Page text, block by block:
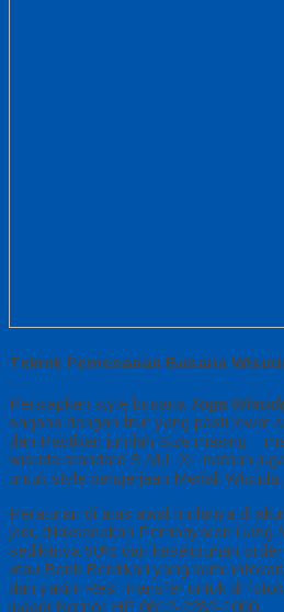
Teknik Pemesanan Busana
Persiapkan style busana Toga
sarjana dengan fitur yang pasti lewat
dan Pastikan jumlah Size masing –
wisuda standard S,M,L,XL namun
untuk style pengerjaan Medali Wisuda.
Peraturan di atas awal mulanya di
jadi, dilaksanakan Pembayaran Uang
sedikitnya 50% dari keseluruhan
atau Bank Berdikari yang kami
dan yakini Resi Transfer untuk di
jugadi Nomor HP 0812-2282-1060.